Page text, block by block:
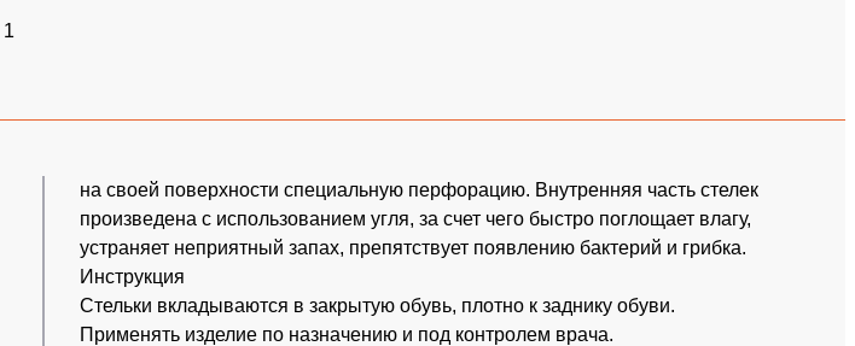
1
на своей поверхности специальную перфорацию. Внутренняя часть стелек
произведена с использованием угля, за счет чего быстро поглощает влагу,
устраняет неприятный запах, препятствует появлению бактерий и грибка.
Инструкция
Стельки вкладываются в закрытую обувь, плотно к заднику обуви.
Применять изделие по назначению и под контролем врача.